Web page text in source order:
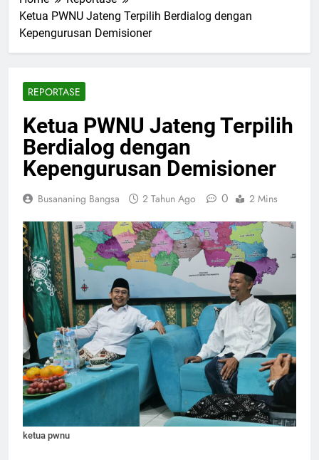
Ketua PWNU Jateng Terpilih Berdialog dengan
Kepengurusan Demisioner
REPORTASE
Ketua PWNU Jateng Terpilih
Berdialog dengan
Kepengurusan Demisioner
Busananing Bangsa 2 Tahun Ago 0 2 Mins
ketua pwnu